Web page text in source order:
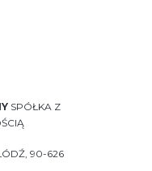
się na
zamówienia i mieć
do historii zamówień
oferty specjalne
SPÓŁKA Z
90-626